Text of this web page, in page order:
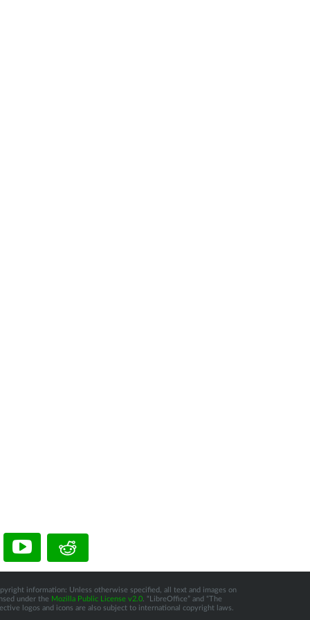
information: Unless otherwise specified, all text and images on
under the Mozilla Public License v2.0. “LibreOffice” and “The
logos and icons are also subject to international copyright laws.